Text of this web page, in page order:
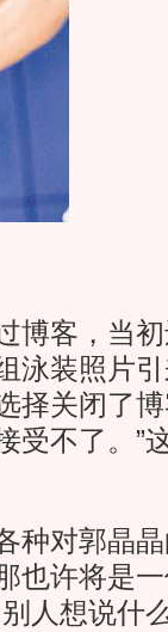
客，当初
泳装照片
择关闭了
受不了。”
对郭晶晶
也许将是
人想说什